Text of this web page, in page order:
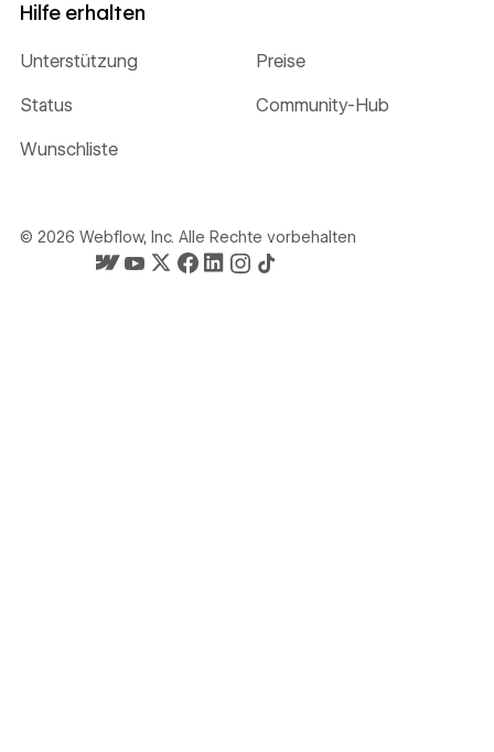
Hilfe erhalten
Unterstützung Preise
Status Community-Hub
Wunschliste
© 2026 Webflow, Inc. Alle Rechte vorbehalten